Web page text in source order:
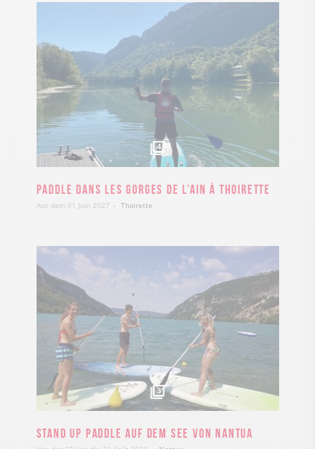
4
Paddle dans les gorges de l’Ain à Thoirette
Aus dem 01 Juin 2027 Thoirette
3
Stand up paddle auf dem See von Nantua